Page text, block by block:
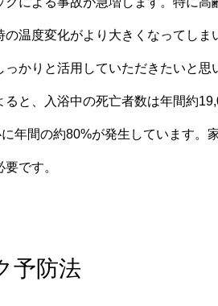
温度変化がより大きくなってし
かりと活用していただきたいと思
ると、入浴中の死亡者数は年間約
年間の約80%が発生しています。
です。
予防法